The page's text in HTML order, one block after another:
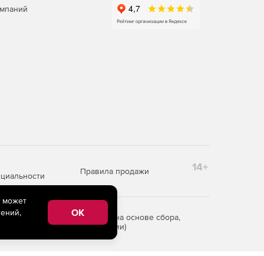
Правила продажи 14+
информации на основе сбора,
Российской Федерации)
может
OK